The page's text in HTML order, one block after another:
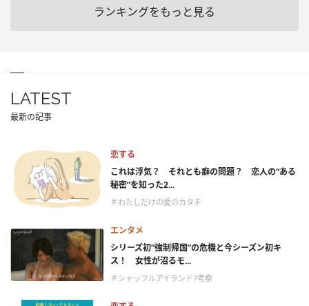
ランキングをもっと見る
LATEST
最新の記事
恋する
これは浮気？ それとも癖の問題？ 恋人の“ある
秘密”を知った2...
＃わたしだけの愛のカタチ
エンタメ
シリーズ初“強制帰国”の危機と今シーズン初キ
ス！ 女性が沼るモ...
＃シャッフルアイランド7考察